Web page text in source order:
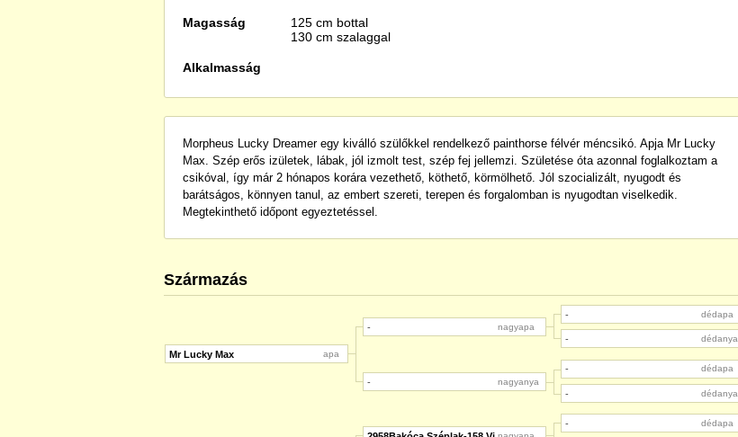
Magasság
125 cm bottal
130 cm szalaggal
Alkalmasság
Morpheus Lucky Dreamer egy kiválló szülőkkel rendelkező painthorse félvér méncsikó. Apja Mr Lucky
Max. Szép erős izületek, lábak, jól izmolt test, szép fej jellemzi. Születése óta azonnal foglalkoztam a
csikóval, így már 2 hónapos korára vezethető, köthető, körmölhető. Jól szocializált, nyugodt és
barátságos, könnyen tanul, az embert szereti, terepen és forgalomban is nyugodtan viselkedik.
Megtekinthető időpont egyeztetéssel.
Származás
Mr Lucky Max apa
- nagyapa
- nagyanya
- dédapa
- dédanya
- dédapa
- dédanya
- dédapa